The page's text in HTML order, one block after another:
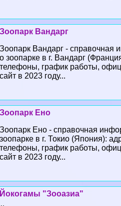
Зоопарк Вандарг
Зоопарк Вандарг - справочная
о зоопарке в г. Вандарг
телефоны, график работы,
сайт в 2023 году...
Зоопарк Ено
Зоопарк Ено - справочная
зоопарке в г. Токио (Япония):
телефоны, график работы,
сайт в 2023 году...
Йокогамы "Зооазиа"